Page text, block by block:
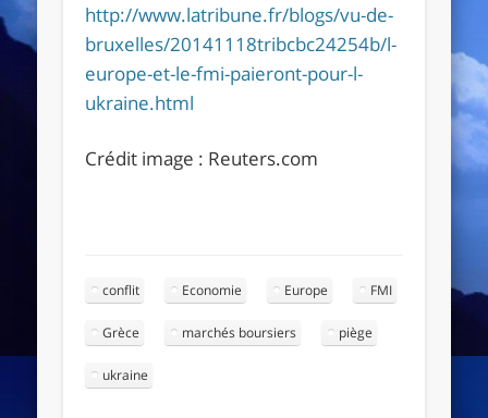
http://www.latribune.fr/blogs/vu-de-
bruxelles/20141118tribcbc24254b/l-
europe-et-le-fmi-paieront-pour-l-
ukraine.html
Crédit image : Reuters.com
conflit Economie Europe FMI
Grèce marchés boursiers piège
ukraine